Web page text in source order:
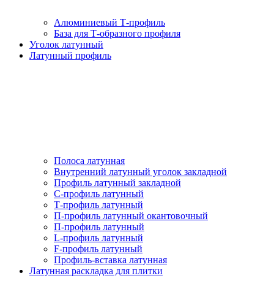
Алюминиевый Т-профиль
База для Т-образного профиля
Уголок латунный
Латунный профиль
Полоса латунная
Внутренний латунный уголок закладной
Профиль латунный закладной
С-профиль латунный
Т-профиль латунный
П-профиль латунный окантовочный
П-профиль латунный
L-профиль латунный
F-профиль латунный
Профиль-вставка латунная
Латунная раскладка для плитки